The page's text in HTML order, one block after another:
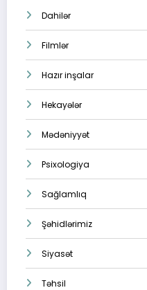
Dahilər
Filmlər
Hazır inşalar
Hekayələr
Mədəniyyət
Psixologiya
Sağlamlıq
Şəhidlərimiz
Siyasət
Təhsil